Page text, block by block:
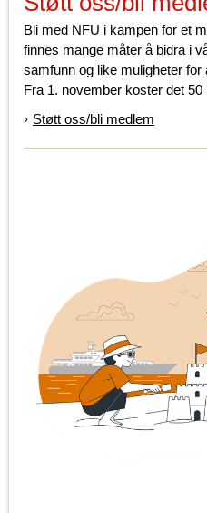
Bli med NFU i kampen for et
finnes mange måter å bidra i
samfunn og like muligheter
Fra 1. november koster det
Støtt oss/bli medlem